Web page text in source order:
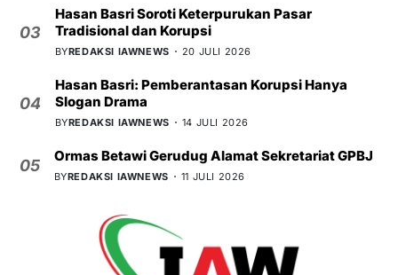
03
Hasan Basri Soroti Keterpurukan Pasar
Tradisional dan Korupsi
BYREDAKSI IAWNEWS 20 JULI 2026
04
Hasan Basri: Pemberantasan Korupsi Hanya
Slogan Drama
BYREDAKSI IAWNEWS 14 JULI 2026
05
Ormas Betawi Gerudug Alamat Sekretariat GPBJ
BYREDAKSI IAWNEWS 11 JULI 2026